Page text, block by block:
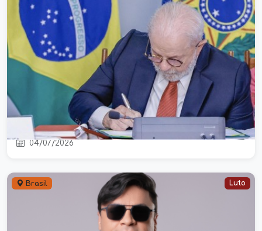
Governo lança programa para ajudar
MEIs a quitar dívidas com
descontos de até 70%
04/07/2026
Brasil Luto